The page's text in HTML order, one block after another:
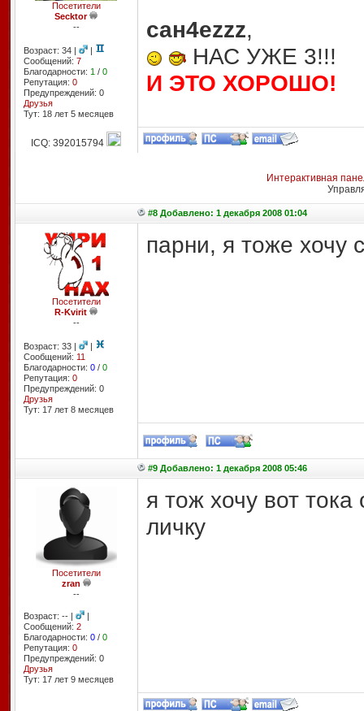
Посетители
Secktor
--
Возраст: 34 |
|
Сообщений: 7
Благодарности: 1 / 0
Репутация: 0
Предупреждений: 0
Друзья
Тут: 18 лет 5 месяцев
сан4еzzz,
НАС УЖЕ 3!!!
И ЭТО ХОРОШО!
ICQ: 392015794
Интерактивная
#8 Добавлено: 1 декабря 2008 01:04
Посетители
R-Kvirit
--
Возраст: 33 |
|
Сообщений: 11
Благодарности: 0/ 0
Репутация: 0
Предупреждений: 0
Друзья
Тут: 17 лет 8 месяцев
парни, я тоже хочу
#9 Добавлено: 1 декабря 2008 05:46
Посетители
zran
--
Возраст: -- |
|
Сообщений: 2
Благодарности: 0/ 0
Репутация: 0
Предупреждений: 0
Друзья
Тут: 17 лет 9 месяцев
я тож хочу вот тока
личку